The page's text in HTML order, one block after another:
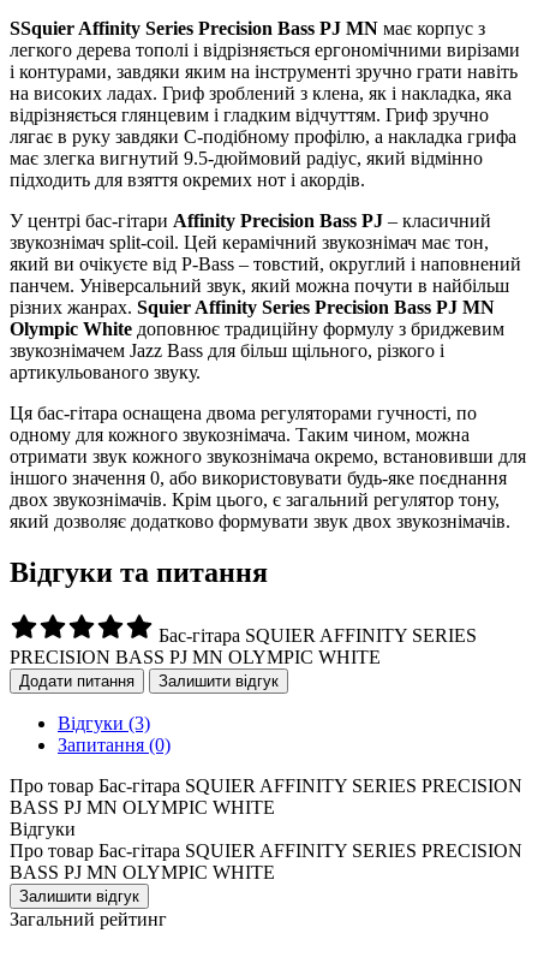
SSquier Affinity Series Precision Bass PJ MN має корпус з
легкого дерева тополі і відрізняється ергономічними вирізами
і контурами, завдяки яким на інструменті зручно грати навіть
на високих ладах. Гриф зроблений з клена, як і накладка, яка
відрізняється глянцевим і гладким відчуттям. Гриф зручно
лягає в руку завдяки С-подібному профілю, а накладка грифа
має злегка вигнутий 9.5-дюймовий радіус, який відмінно
підходить для взяття окремих нот і акордів.
У центрі бас-гітари Affinity Precision Bass PJ – класичний
звукознімач split-coil. Цей керамічний звукознімач має тон,
який ви очікуєте від P-Bass – товстий, округлий і наповнений
панчем. Універсальний звук, який можна почути в найбільш
різних жанрах. Squier Affinity Series Precision Bass PJ MN
Olympic White доповнює традиційну формулу з бриджевим
звукознімачем Jazz Bass для більш щільного, різкого і
артикульованого звуку.
Ця бас-гітара оснащена двома регуляторами гучності, по
одному для кожного звукознімача. Таким чином, можна
отримати звук кожного звукознімача окремо, встановивши для
іншого значення 0, або використовувати будь-яке поєднання
двох звукознімачів. Крім цього, є загальний регулятор тону,
який дозволяє додатково формувати звук двох звукознімачів.
Відгуки та питання
Бас-гітара SQUIER AFFINITY SERIES
PRECISION BASS PJ MN OLYMPIC WHITE
Додати питання Залишити відгук
Відгуки (3)
Запитання (0)
Про товар Бас-гітара SQUIER AFFINITY SERIES PRECISION
BASS PJ MN OLYMPIC WHITE
Відгуки
Про товар Бас-гітара SQUIER AFFINITY SERIES PRECISION
BASS PJ MN OLYMPIC WHITE
Залишити відгук
Загальний рейтинг